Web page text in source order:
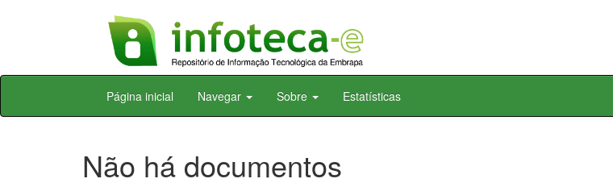
Skip
Página inicial Navegar Sobre Estatísticas
Não há documentos